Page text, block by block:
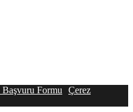
Formu Çerez